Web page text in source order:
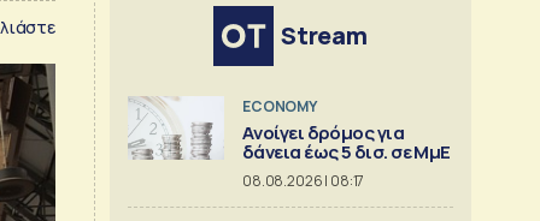
Stream
ECONOMY
Aνοίγει δρόμος για
δάνεια έως 5 δισ. σε ΜμΕ
08.08.2026 | 08:17